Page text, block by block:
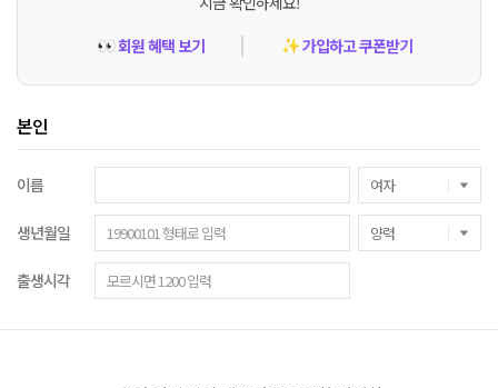
👀회원 혜택 보기 ✨가입하고 쿠폰받기
본인
이름
생년월일
출생시각